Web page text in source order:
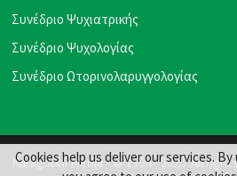
Συνέδριο Ψυχιατρικής
Συνέδριο Ψυχολογίας
Συνέδριο Ωτορινολαρυγγολογίας
Karagouni Media- © 1994 - 2026. All
Cookies help us deliver our services.